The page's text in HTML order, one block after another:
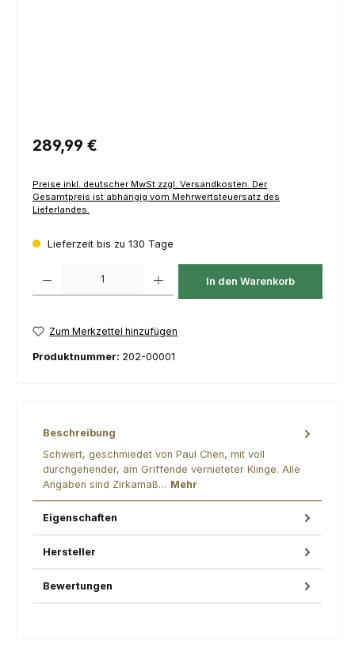
Regulärer Preis:
289,99 €
Preise inkl. deutscher MwSt zzgl. Versandkosten. Der
Gesamtpreis ist abhängig vom Mehrwertsteuersatz des
Lieferlandes.
Lieferzeit bis zu 130 Tage
In den Warenkorb
Zum Merkzettel hinzufügen
Produktnummer: 202-00001
Beschreibung
Schwert, geschmiedet von Paul Chen, mit voll
durchgehender, am Griffende vernieteter Klinge. Alle
Angaben sind Zirkamaß… Mehr
Eigenschaften
Hersteller
Bewertungen